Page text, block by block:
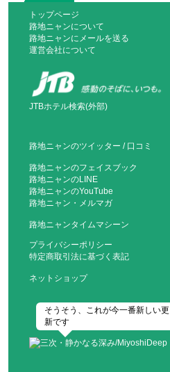
トップページ
路地ニャンについて
路地ニャンにメールを送る
運営会社について
JTBホテル検索(外部)
路地ニャンのツイッター / 口コミ
路地ニャンのフェイスブック
路地ニャンのLINE
路地ニャンのYouTube
路地ニャン・メルマガ
路地ニャンタイムマシーン
プライバシーポリシー
特定商取引法に基づく表記
ネットショップ
そうそう、これが今一番新しい更
新です